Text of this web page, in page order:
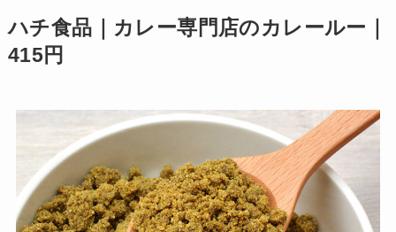
ハチ食品｜カレー専門店のカレールー｜
415円